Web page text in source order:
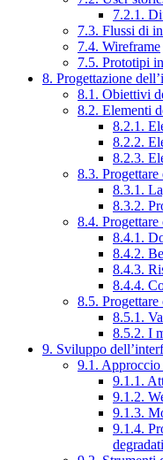
7.2.1.
7.3. Flussi di
7.4. Wireframe
7.5. Prototipi
8. Progettazione
8.1. Obiettivi
8.2. Elementi
8.2.1.
8.2.2.
8.2.3.
8.3. Progettare
8.3.1.
8.3.2.
8.4.
8.4.1.
8.4.2.
8.4.3.
8.4.4.
8.5.
8.5.1.
8.5.2. I
9. Sviluppo
9.1.
9.1.1.
9.1.2.
9.1.3.
9.1.4.